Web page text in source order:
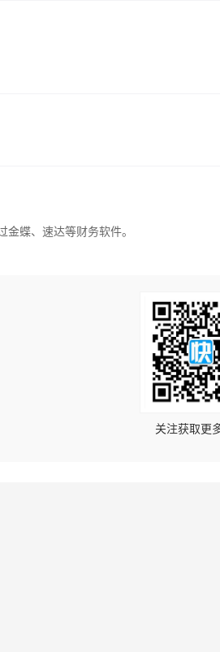
蝶、速达等财务软件。
关注获取更